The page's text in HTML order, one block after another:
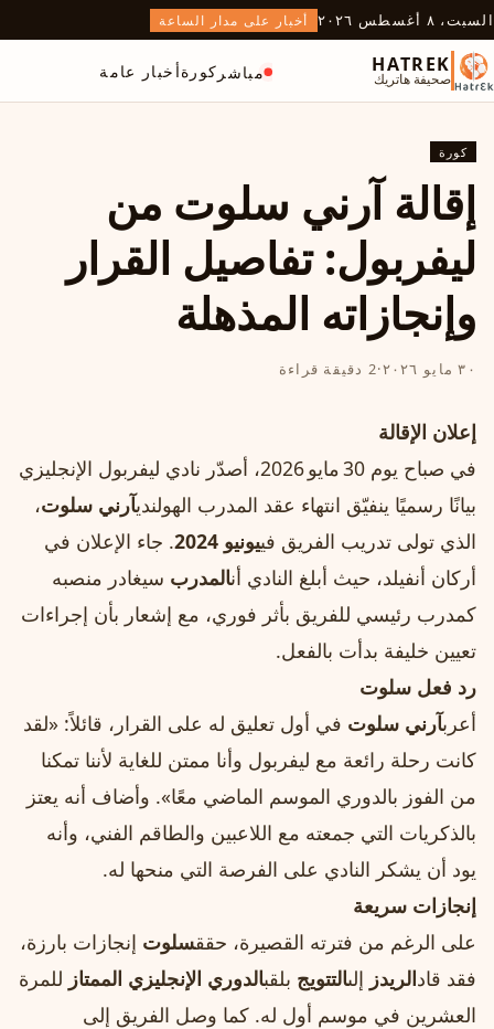
السبت، ٨ أغسطس ٢٠٢٦ أخبار على مدار الساعة
HATREK
صحيفة هاتريك مباشر كورةأخبار عامة
كورة
إقالة آرني سلوت من
ليفربول: تفاصيل القرار
وإنجازاته المذهلة
٣٠ مايو ٢٠٢٦ ·2 دقيقة قراءة
إعلان الإقالة
في صباح يوم 30 مايو 2026، أصدّر نادي ليفربول الإنجليزي
بيانًا رسميًا ينفيّق انتهاء عقد المدرب الهولنديآرني سلوت،
الذي تولى تدريب الفريق فييونيو 2024
. جاء الإعلان في
أركان أنفيلد، حيث أبلغ النادي أنالمدرب سيغادر منصبه
كمدرب رئيسي للفريق بأثر فوري، مع إشعار بأن إجراءات
تعيين خليفة بدأت بالفعل.
رد فعل سلوت
أعربآرني سلوت في أول تعليق له على القرار، قائلاً: «لقد
كانت رحلة رائعة مع ليفربول وأنا ممتن للغاية لأننا تمكنا
من الفوز بالدوري الموسم الماضي معًا». وأضاف أنه يعتز
بالذكريات التي جمعته مع اللاعبين والطاقم الفني، وأنه
يود أن يشكر النادي على الفرصة التي منحها له.
إنجازات سريعة
على الرغم من فترته القصيرة، حققسلوت إنجازات بارزة،
فقد قادالريدز إلىالتتويج بلقبالدوري الإنجليزي الممتاز للمرة
العشرين في موسم أول له. كما وصل الفريق إلى